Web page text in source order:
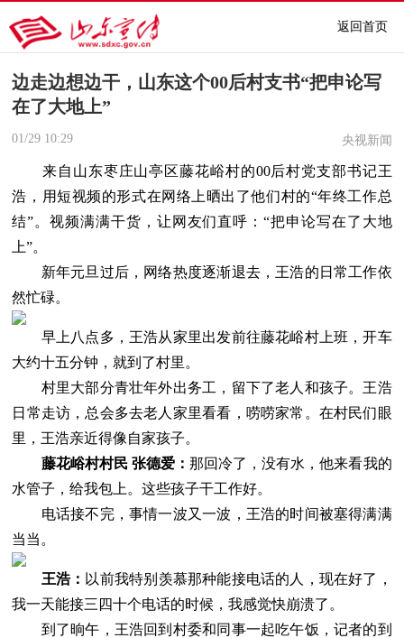
返回首页
边走边想边干，山东这个00后村支书“把申论写
在了大地上”
01/29 10:29 央视新闻
来自山东枣庄山亭区藤花峪村的00后村党支部书记王
浩，用短视频的形式在网络上晒出了他们村的“年终工作总
结”。视频满满干货，让网友们直呼：“把申论写在了大地
上”。
新年元旦过后，网络热度逐渐退去，王浩的日常工作依
然忙碌。
早上八点多，王浩从家里出发前往藤花峪村上班，开车
大约十五分钟，就到了村里。
村里大部分青壮年外出务工，留下了老人和孩子。王浩
日常走访，总会多去老人家里看看，唠唠家常。在村民们眼
里，王浩亲近得像自家孩子。
藤花峪村村民 张德爱：那回冷了，没有水，他来看我的
水管子，给我包上。这些孩子干工作好。
电话接不完，事情一波又一波，王浩的时间被塞得满满
当当。
王浩： 以前我特别羡慕那种能接电话的人，现在好了，
我一天能接三四十个电话的时候，我感觉快崩溃了。
到了晌午，王浩回到村委和同事一起吃午饭，记者的到